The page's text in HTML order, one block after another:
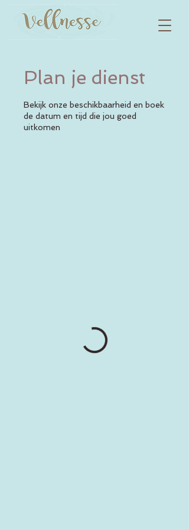
Plan je dienst
Bekijk onze beschikbaarheid en boek
de datum en tijd die jou goed
uitkomen